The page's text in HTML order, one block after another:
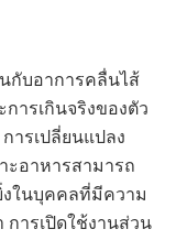
กับอาการคลื่นไส้
ารเกินจริงของตัว
ารเปลี่ยนแปลง
ะอาหารสามารถ
งในบุคคลที่มีความ
ารเปิดใช้งานส่วน